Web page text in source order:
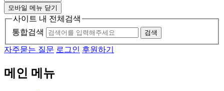
모바일 메뉴 닫기
사이트 내 전체검색
통합검색
검색
자주묻는 질문 로그인 후원하기
메인 메뉴